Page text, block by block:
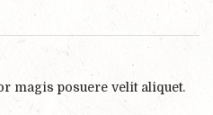
magis posuere velit aliquet.